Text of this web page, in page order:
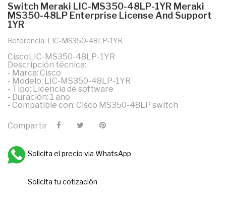
Switch Meraki LIC-MS350-48LP-1YR Meraki
MS350-48LP Enterprise License And Support
1YR
Referencia: LIC-MS350-48LP-1YR
CiscoLIC-MS350-48LP-1YR
Descripción técnica:
- Marca: Cisco
- Modelo: LIC-MS350-48LP-1YR
- Tipo: Licencia de software
- Duración: 1 año
- Compatible con: Cisco MS350-48LP switch
Compartir
Solicita el precio via WhatsApp
Solicita tu cotización